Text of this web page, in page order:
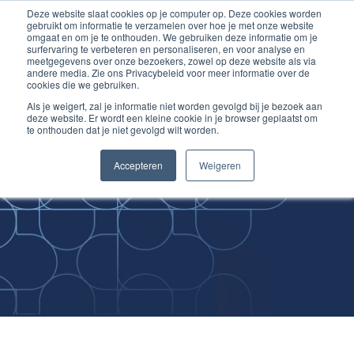
Deze website slaat cookies op je computer op. Deze cookies worden
gebruikt om informatie te verzamelen over hoe je met onze website
omgaat en om je te onthouden. We gebruiken deze informatie om je
surfervaring te verbeteren en personaliseren, en voor analyse en
meetgegevens over onze bezoekers, zowel op deze website als via
andere media. Zie ons Privacybeleid voor meer informatie over de
cookies die we gebruiken.
Als je weigert, zal je informatie niet worden gevolgd bij je bezoek aan
deze website. Er wordt een kleine cookie in je browser geplaatst om
te onthouden dat je niet gevolgd wilt worden.
Accepteren Weigeren
Inloggen account
Ga
naar
de
inhoud
Improving
Medical Skills